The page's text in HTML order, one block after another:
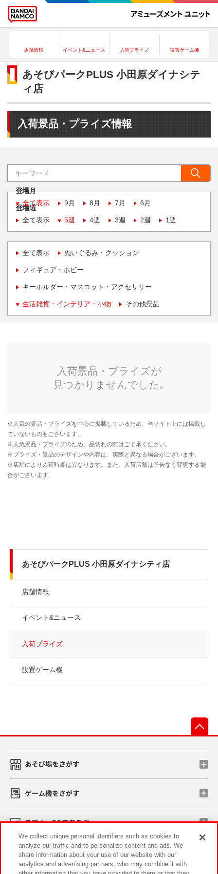
店舗情報 イベント&ニュース 入荷プライズ 設置ゲーム機
あそびパークPLUS 小田原ダイナシテ
ィ店
入荷景品・プライズ情報
登場月
全て表示
9月 8月 7月 6月
登場週
全て表示
5週 4週 3週 2週 1週
全て表示 ぬいぐるみ・クッション
フィギュア・ホビー
キーホルダー・マスコット・アクセサリー
生活雑貨・インテリア・小物 その他景品
あそびパークPLUS 小田原ダイナシティ店
店舗情報
イベント&ニュース
入荷プライズ
設置ゲーム機
あそび場をさがす
ゲーム機をさがす
スマホ・PCであそぶ
イベント・キャンペーン
We collect unique personal identifiers such as cookies to
analyze our traffic and to personalize content and ads. We
share information about your use of our website with our
analytics and advertising partners, who may combine it with